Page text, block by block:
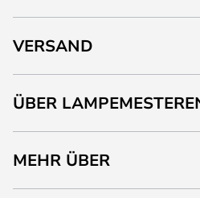
VERSAND
ÜBER
MEHR ÜBER